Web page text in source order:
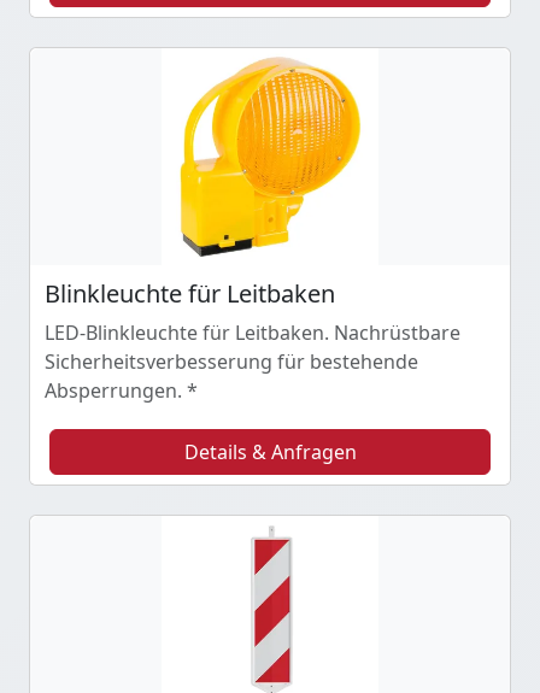
Blinkleuchte für Leitbaken
LED-Blinkleuchte für Leitbaken. Nachrüstbare
Sicherheitsverbesserung für bestehende
Absperrungen. *
Details & Anfragen